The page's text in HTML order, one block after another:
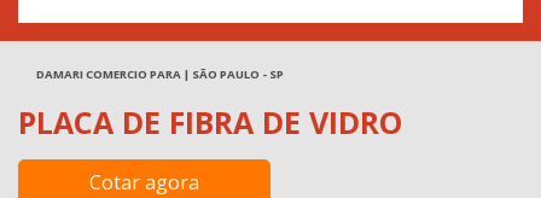
DAMARI COMERCIO PARA | SÃO PAULO - SP
PLACA DE FIBRA DE VIDRO
Cotar agora